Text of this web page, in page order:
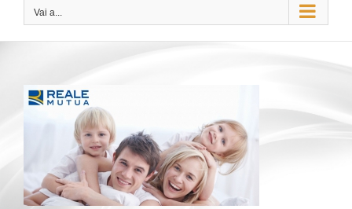
Vai a...